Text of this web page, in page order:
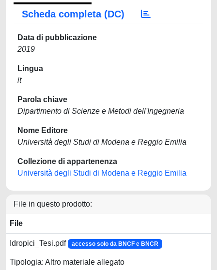
Scheda completa (DC)
Data di pubblicazione
2019
Lingua
it
Parola chiave
Dipartimento di Scienze e Metodi dell'Ingegneria
Nome Editore
Università degli Studi di Modena e Reggio Emilia
Collezione di appartenenza
Università degli Studi di Modena e Reggio Emilia
File in questo prodotto:
File
Idropici_Tesi.pdf accesso solo da BNCF e BNCR
Tipologia: Altro materiale allegato